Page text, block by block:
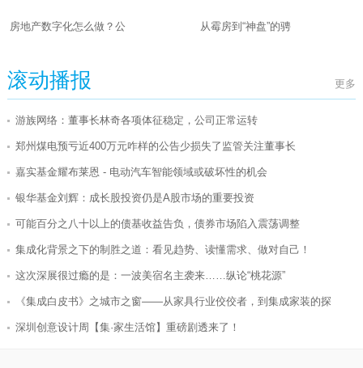
房地产数字化怎么做？公 从霉房到“神盘”的骋
滚动播报 更多
游族网络：董事长林奇各项体征稳定，公司正常运转
郑州煤电预亏近400万元咋样的公告少损失了监管关注董事长
嘉实基金耀布莱恩 - 电动汽车智能领域或破坏性的机会
银华基金刘辉：成长股投资仍是A股市场的重要投资
可能百分之八十以上的债基收益告负，债券市场陷入震荡调整
集成化背景之下的制胜之道：看见趋势、读懂需求、做对自己！
这次深展很过瘾的是：一波美宿名主袭来……纵论“桃花源”
《集成白皮书》之城市之窗——从家具行业佼佼者，到集成家装的探
深圳创意设计周【集·家生活馆】重磅剧透来了！